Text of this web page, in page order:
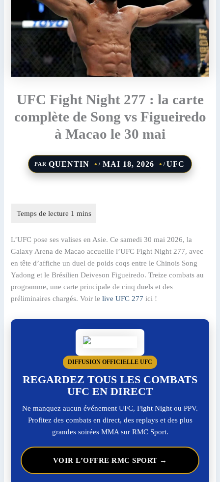
UFC Fight Night 277 : la carte
complète de Song vs Figueiredo
à Macao le 30 mai
PAR QUENTIN / MAI 18, 2026 / UFC
L’UFC pose ses valises en Asie. Ce samedi 30 mai 2026, la
Galaxy Arena de Macao accueille l’UFC Fight Night 277, avec
en tête d’affiche un duel de poids coqs entre le Chinois Song
Yadong et le Brésilien Deiveson Figueiredo. Treize combats au
programme, une carte principale de cinq duels et des
préliminaires chargés. Voir lelive UFC 277 ici !
DIFFUSION OFFICIELLE UFC
REGARDEZ TOUS LES COMBATS
UFC EN DIRECT
Ne manquez aucun événement UFC, Fight Night ou PPV.
Profitez des combats en direct, des replays et des plus
grandes soirées MMA sur RMC Sport.
VOIR L’OFFRE RMC SPORT →